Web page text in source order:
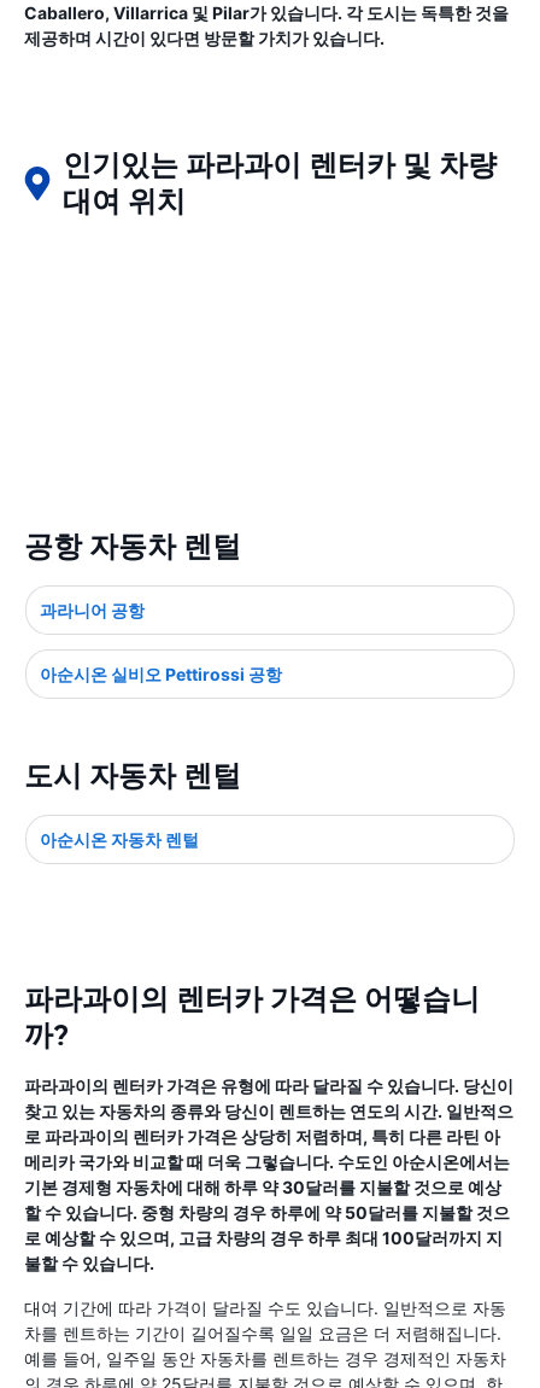
Caballero, Villarrica 및 Pilar가 있습니다. 각 도시는 독특한 것을
제공하며 시간이 있다면 방문할 가치가 있습니다.
인기있는 파라과이 렌터카 및 차량
대여 위치
공항 자동차 렌털
과라니어 공항
아순시온 실비오 Pettirossi 공항
도시 자동차 렌털
아순시온 자동차 렌털
파라과이의 렌터카 가격은 어떻습니
까?
파라과이의 렌터카 가격은 유형에 따라 달라질 수 있습니다. 당신이
찾고 있는 자동차의 종류와 당신이 렌트하는 연도의 시간. 일반적으
로 파라과이의 렌터카 가격은 상당히 저렴하며, 특히 다른 라틴 아
메리카 국가와 비교할 때 더욱 그렇습니다. 수도인 아순시온에서는
기본 경제형 자동차에 대해 하루 약 30달러를 지불할 것으로 예상
할 수 있습니다. 중형 차량의 경우 하루에 약 50달러를 지불할 것으
로 예상할 수 있으며, 고급 차량의 경우 하루 최대 100달러까지 지
불할 수 있습니다.
대여 기간에 따라 가격이 달라질 수도 있습니다. 일반적으로 자동
차를 렌트하는 기간이 길어질수록 일일 요금은 더 저렴해집니다.
예를 들어, 일주일 동안 자동차를 렌트하는 경우 경제적인 자동차
의 경우 하루에 약 25달러를 지불할 것으로 예상할 수 있으며, 한